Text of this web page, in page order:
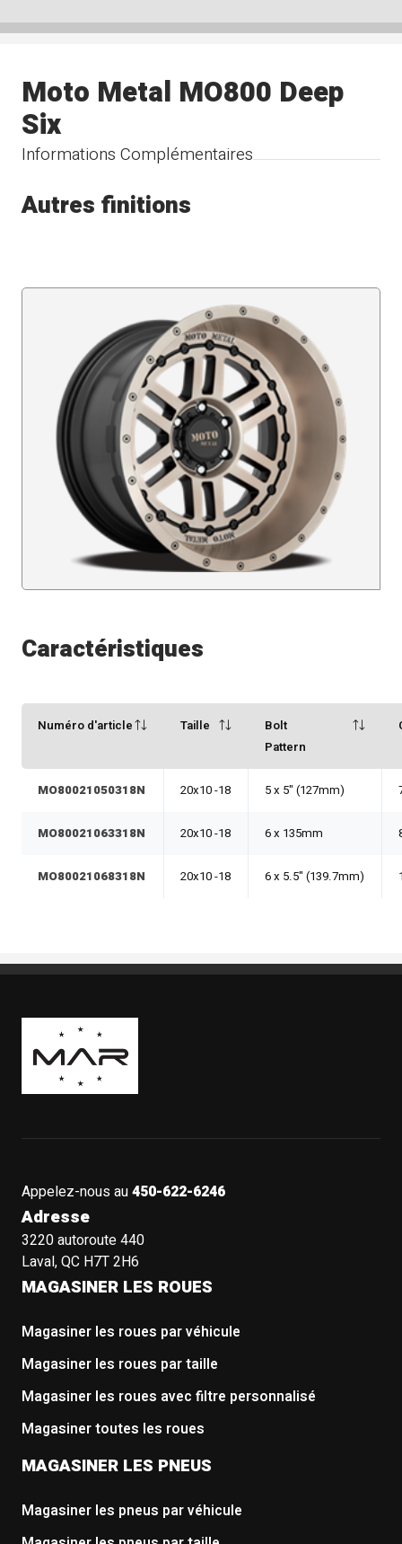
Informations Complémentaires
Moto Metal MO800 Deep
Six
Autres finitions
Caractéristiques
Numéro d'article Taille
Bolt
Pattern
MO80021050318N 20x10 -18 5 x 5" (127mm)
MO80021063318N 20x10 -18 6 x 135mm
MO80021068318N 20x10 -18 6 x 5.5" (139.7mm)
Boutique Mags à Rabais
Appelez-nous au450-622-6246
Adresse
3220 autoroute 440
Laval, QC H7T 2H6
MAGASINER LES ROUES
Magasiner les roues par véhicule
Magasiner les roues par taille
Magasiner les roues avec filtre personnalisé
Magasiner toutes les roues
MAGASINER LES PNEUS
Magasiner les pneus par véhicule